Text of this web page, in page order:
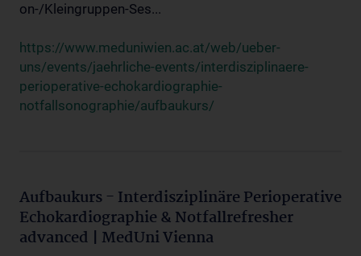
on-/Kleingruppen-Ses...
https://www.meduniwien.ac.at/web/ueber-
uns/events/jaehrliche-events/interdisziplinaere-
perioperative-echokardiographie-
notfallsonographie/aufbaukurs/
Aufbaukurs - Interdisziplinäre Perioperative
Echokardiographie & Notfallrefresher
advanced | MedUni Vienna